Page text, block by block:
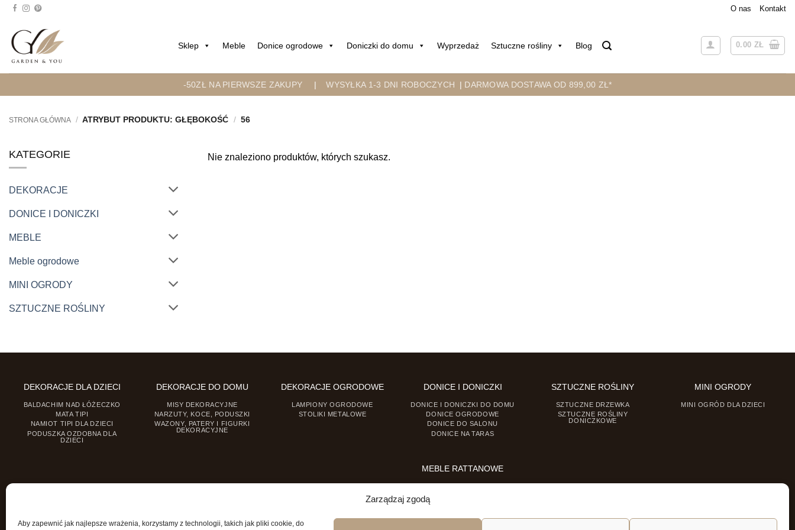
Zarządzaj zgodą
Aby zapewnić jak najlepsze wrażenia, korzystamy z technologii, takich jak pliki cookie, do
Przejdź
treści
O nas Kontakt
Sklep Meble Donice ogrodowe Doniczki do domu Wyprzedaż Sztuczne rośliny Blog 0.00 ZŁ
-50ZŁ NA PIERWSZE ZAKUPY |WYSYŁKA 1-3 DNI ROBOCZYCH | DARMOWA DOSTAWA OD 899,00 ZŁ*
STRONA GŁÓWNA / ATRYBUT PRODUKTU: GŁĘBOKOŚĆ / 56
KATEGORIE
DEKORACJE
DONICE I DONICZKI
MEBLE
Meble ogrodowe
MINI OGRODY
SZTUCZNE ROŚLINY
Nie znaleziono produktów, których szukasz.
DEKORACJE DLA DZIECI
BALDACHIM NAD ŁÓŻECZKO
MATA TIPI
NAMIOT TIPI DLA DZIECI
PODUSZKA OZDOBNA DLA
DZIECI
DEKORACJE DO DOMU
MISY DEKORACYJNE
NARZUTY, KOCE, PODUSZKI
WAZONY, PATERY I FIGURKI
DEKORACYJNE
DEKORACJE OGRODOWE
LAMPIONY OGRODOWE
STOLIKI METALOWE
DONICE I DONICZKI
DONICE I DONICZKI DO DOMU
DONICE OGRODOWE
DONICE DO SALONU
DONICE NA TARAS
MEBLE RATTANOWE
KRZESŁA RATTANOWE
SZTUCZNE ROŚLINY
SZTUCZNE DRZEWKA
SZTUCZNE ROŚLINY
DONICZKOWE
MINI OGRODY
MINI OGRÓD DLA DZIECI